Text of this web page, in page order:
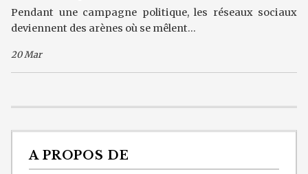
Pendant une campagne politique, les réseaux sociaux
deviennent des arènes où se mêlent...
20 Mar
A PROPOS DE